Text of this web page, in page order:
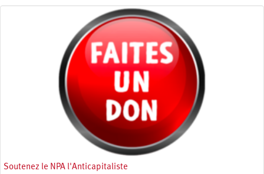
Soutenez le NPA l'Anticapitaliste